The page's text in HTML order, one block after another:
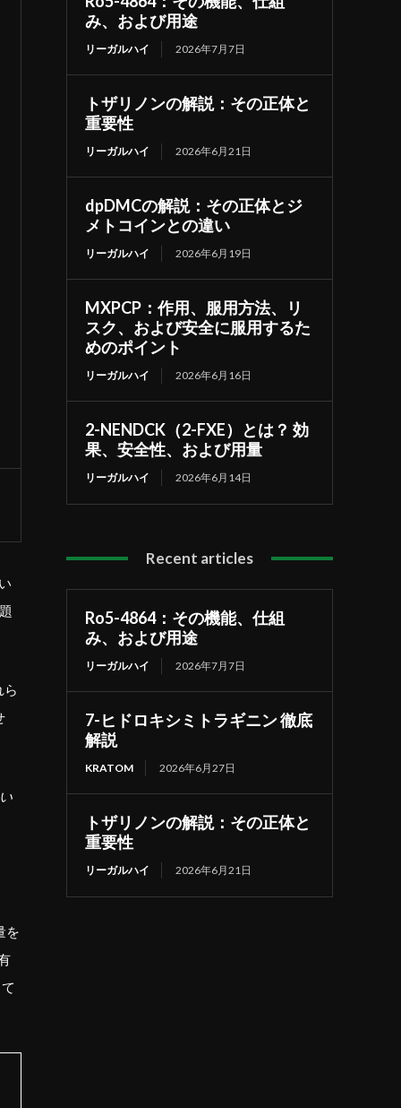
を
み、および用途
リーガルハイ 2026年7月7日
トザリノンの解説：その正体と
重要性
リーガルハイ 2026年6月21日
dpDMCの解説：その正体とジ
メトコインとの違い
リーガルハイ 2026年6月19日
MXPCP：作用、服用方法、リ
スク、および安全に服用するた
めのポイント
リーガルハイ 2026年6月16日
2-NENDCK（2-FXE）とは？ 効
果、安全性、および用量
リーガルハイ 2026年6月14日
Recent articles
Ro5-4864：その機能、仕組
み、および用途
リーガルハイ 2026年7月7日
7-ヒドロキシミトラギニン 徹底
解説
KRATOM 2026年6月27日
トザリノンの解説：その正体と
重要性
リーガルハイ 2026年6月21日